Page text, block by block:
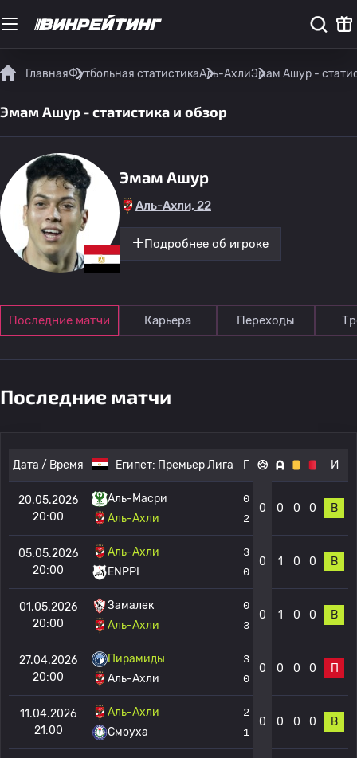
ГлавнаяФутбольная статистикаАль-АхлиЭмам Ашур -
Эмам Ашур - статистика и обзор
Эмам Ашур
Аль-Ахли, 22
Подробнее об игроке
Последние матчи Карьера Переходы
Последние матчи
Дата / Время Египет: Премьер Лига Г И
20.05.2026
20:00
Аль-Масри
Аль-Ахли
0
2
0 0 0 0 В
05.05.2026
20:00
Аль-Ахли
ENPPI
3
0
0 1 0 0 В
01.05.2026
20:00
Замалек
Аль-Ахли
0
3
0 1 0 0 В
27.04.2026
20:00
Пирамиды
Аль-Ахли
3
0
0 0 0 0 П
11.04.2026
21:00
Аль-Ахли
Смоуха
2
1
0 0 0 0 В